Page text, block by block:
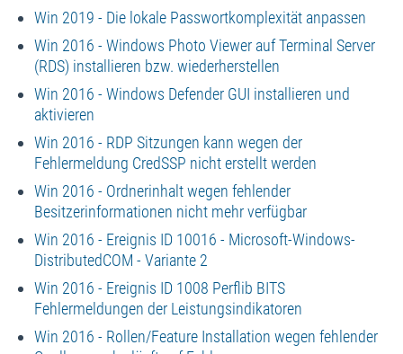
Win 2019 - Die lokale Passwortkomplexität anpassen
Win 2016 - Windows Photo Viewer auf Terminal Server
(RDS) installieren bzw. wiederherstellen
Win 2016 - Windows Defender GUI installieren und
aktivieren
Win 2016 - RDP Sitzungen kann wegen der
Fehlermeldung CredSSP nicht erstellt werden
Win 2016 - Ordnerinhalt wegen fehlender
Besitzerinformationen nicht mehr verfügbar
Win 2016 - Ereignis ID 10016 - Microsoft-Windows-
DistributedCOM - Variante 2
Win 2016 - Ereignis ID 1008 Perflib BITS
Fehlermeldungen der Leistungsindikatoren
Win 2016 - Rollen/Feature Installation wegen fehlender